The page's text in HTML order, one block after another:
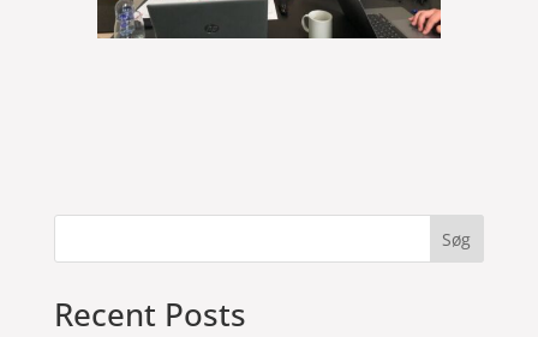
Søg
Recent Posts